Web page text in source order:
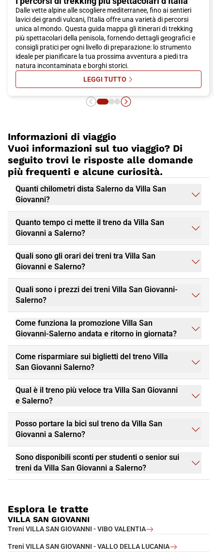
Dalle vette alpine alle scogliere mediterranee, fino ai sentieri
lavici dei grandi vulcani, l'Italia offre una varietà di percorsi
unica al mondo. Questa guida mappa gli itinerari di trekking
più spettacolari della penisola, fornendo dettagli geografici e
consigli pratici per ogni livello di preparazione: lo strumento
ideale per pianificare la tua prossima avventura a piedi tra
natura incontaminata e borghi storici.
LEGGI TUTTOSU I PERCORSI DI TREKKING PIÙ
Informazioni di viaggio
Vuoi informazioni sul tuo viaggio? Di
seguito trovi le risposte alle domande
più frequenti e alcune curiosità.
Quanti chilometri dista Salerno da Villa San
Giovanni?
Quanto tempo ci mette il treno da Villa San
Giovanni a Salerno?
Quali sono gli orari dei treni tra Villa San
Giovanni e Salerno?
Quali sono i prezzi dei treni Villa San Giovanni-
Salerno?
Come funziona la promozione Villa San
Giovanni-Salerno andata e ritorno in giornata?
Come risparmiare sui biglietti del treno Villa
San Giovanni Salerno?
Qual è il treno più veloce tra Villa San Giovanni
e Salerno?
Posso portare la bici sul treno da Villa San
Giovanni a Salerno?
Sono disponibili sconti per studenti o senior sui
treni da Villa San Giovanni a Salerno?
Esplora le tratte
VILLA SAN GIOVANNI
Treni VILLA SAN GIOVANNI - VIBO VALENTIA
Treni VILLA SAN GIOVANNI - VALLO DELLA LUCANIA